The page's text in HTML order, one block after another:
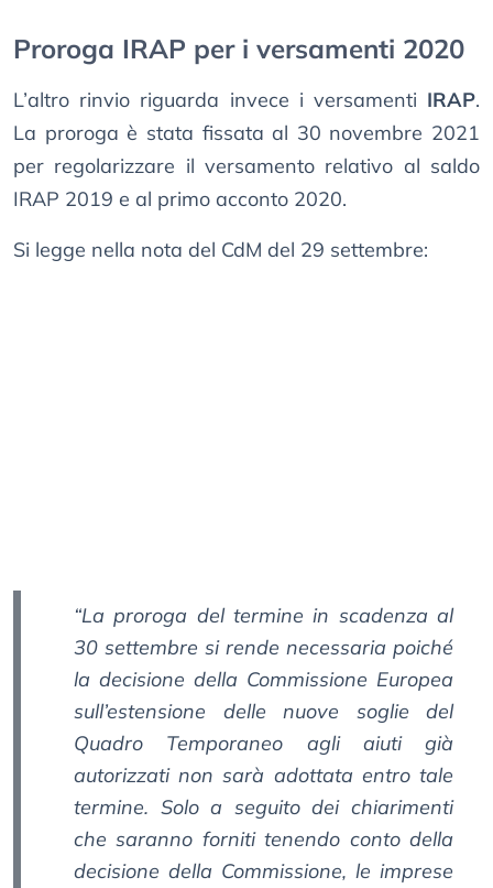
Proroga IRAP per i versamenti 2020
L’altro rinvio riguarda invece i versamenti IRAP.
La proroga è stata fissata al 30 novembre 2021
per regolarizzare il versamento relativo al saldo
IRAP 2019 e al primo acconto 2020.
Si legge nella nota del CdM del 29 settembre:
“La proroga del termine in scadenza al
30 settembre si rende necessaria poiché
la decisione della Commissione Europea
sull’estensione delle nuove soglie del
Quadro Temporaneo agli aiuti già
autorizzati non sarà adottata entro tale
termine. Solo a seguito dei chiarimenti
che saranno forniti tenendo conto della
decisione della Commissione, le imprese